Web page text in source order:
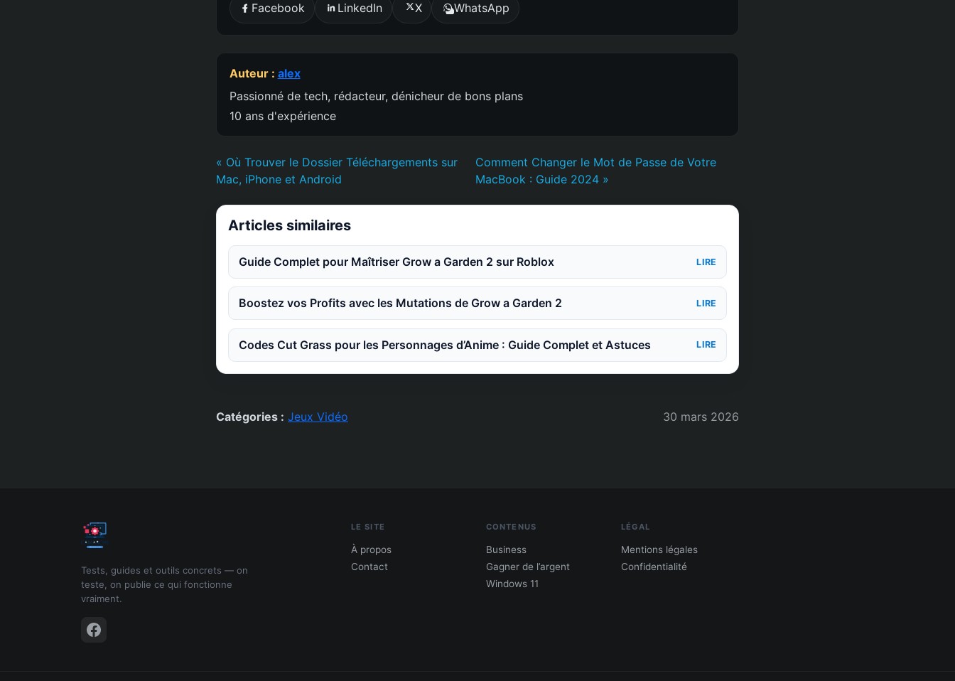
Facebook LinkedIn X WhatsApp
Auteur : alex
Passionné de tech, rédacteur, dénicheur de bons plans
10 ans d'expérience
« Où Trouver le Dossier Téléchargements sur
Mac, iPhone et Android
Comment Changer le Mot de Passe de Votre
MacBook : Guide 2024 »
Articles similaires
Guide Complet pour Maîtriser Grow a Garden 2 sur Roblox LIRE
Boostez vos Profits avec les Mutations de Grow a Garden 2 LIRE
Codes Cut Grass pour les Personnages d’Anime : Guide Complet et Astuces LIRE
Catégories : Jeux Vidéo 30 mars 2026
Tests, guides et outils concrets — on
teste, on publie ce qui fonctionne
vraiment.
LE SITE
À propos
Contact
CONTENUS
Business
Gagner de l’argent
Windows 11
LÉGAL
Mentions légales
Confidentialité